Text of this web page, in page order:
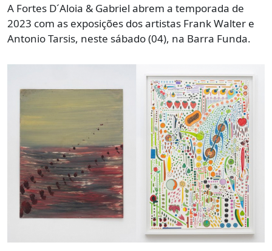
A Fortes D´Aloia & Gabriel abrem a temporada de
2023 com as exposições dos artistas Frank Walter e
Antonio Tarsis, neste sábado (04), na Barra Funda.